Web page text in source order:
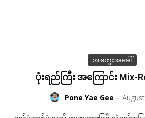
အတွေးအခေါ်
ပုံးရည်ကြီး အကြောင်း Mix-
Pone Yae Gee -